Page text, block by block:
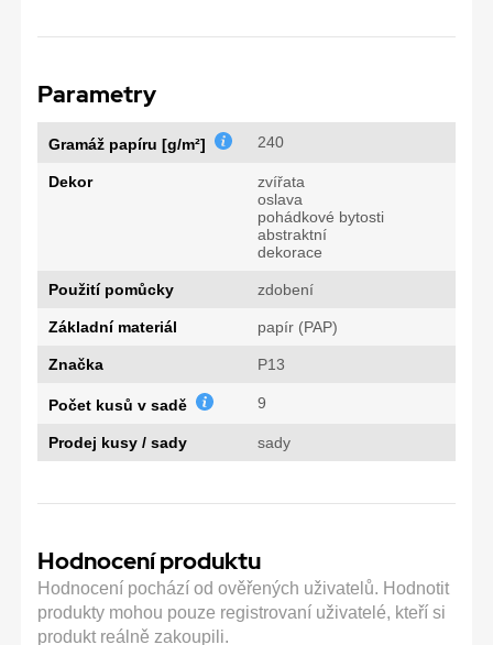
Parametry
Gramáž papíru [g/m²] 240
Dekor
zvířata
oslava
pohádkové bytosti
abstraktní
dekorace
Použití pomůcky zdobení
Základní materiál papír (PAP)
Značka P13
Počet kusů v sadě 9
Prodej kusy / sady sady
Hodnocení produktu
Hodnocení pochází od ověřených uživatelů. Hodnotit
produkty mohou pouze registrovaní uživatelé, kteří si
produkt reálně zakoupili.